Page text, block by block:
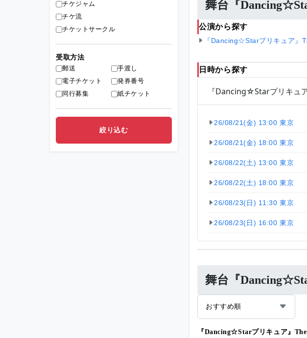
舞台『
公演から探す
『Dancing☆Starプリキュア』
日時から探す
『Dancing☆Starプリキュ
26/08/21(金) 13:00 東京
26/08/21(金) 18:00 東京
26/08/22(土) 13:00 東京
26/08/22(土) 18:00 東京
26/08/23(日) 11:30 東京
26/08/23(日) 16:00 東京
舞台『
おすすめ順
『Dancing☆Starプリキュア』
チケジャム
チケ流
チケットサークル
受取方法
郵送
手渡し
電子チケット
発券番号
同行募集
紙チケット